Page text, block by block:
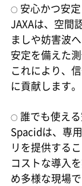
○安心かつ安
JAXAは、空間
ましや妨害波
安定を備えた
これにより、
に貢献します。
○誰でも使え
Spacidは、専
リを提供する
コストな導入
め多様な現場